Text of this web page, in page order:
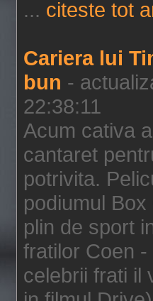
... citeste tot
Cariera lui
bun -
22:38:11
Acum cativa
cantaret
potrivita.
podiumul
plin de sport
fratilor Coen
celebrii frati il